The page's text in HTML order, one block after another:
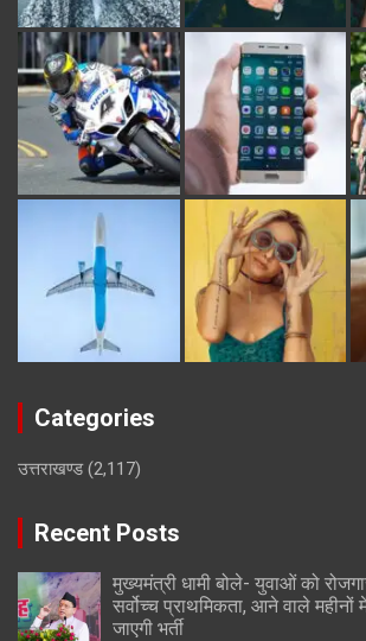
Categories
उत्तराखण्ड(2,117)
Recent Posts
मुख्यमंत्री धामी बोले- युवाओं को
सर्वोच्च प्राथमिकता, आने वाले महीनों
जाएगी भर्ती